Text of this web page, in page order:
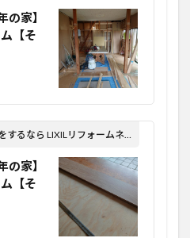
の家】
【そ
リフォームネット Optima Reform！
の家】
【そ